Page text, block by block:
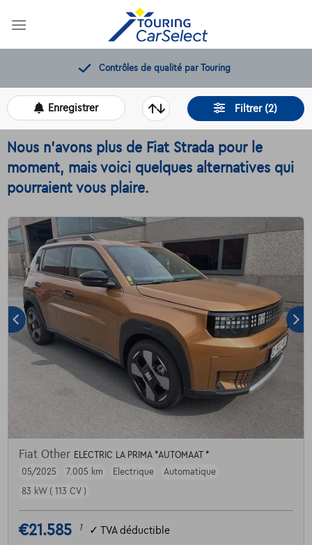
12 mois de dépannage offerts
Filtrer (2)
Enregistrer
Nous n'avons plus de Fiat Strada pour le
moment, mais voici quelques alternatives qui
pourraient vous plaire.
Fiat Other ELECTRIC LA PRIMA *AUTOMAAT *
05/2025
7.005 km Electrique
Automatique
83 kW ( 113 CV )
€21.585 1 ✓ TVA déductible